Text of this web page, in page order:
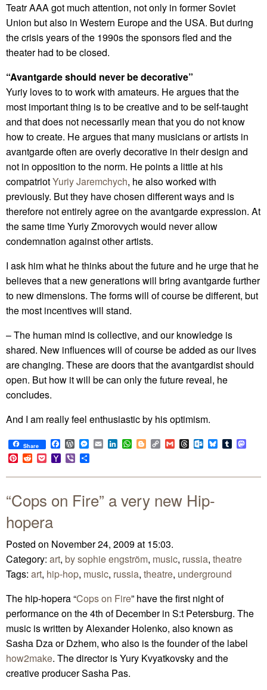
Teatr AAA got much attention, not only in former Soviet
Union but also in Western Europe and the USA. But during
the crisis years of the 1990s the sponsors fled and the
theater had to be closed.
“Avantgarde should never be decorative”
Yuriy loves to to work with amateurs. He argues that the
most important thing is to be creative and to be self-taught
and that does not necessarily mean that you do not know
how to create. He argues that many musicians or artists in
avantgarde often are overly decorative in their design and
not in opposition to the norm. He points a little at his
compatriotYuriy Jaremchych, he also worked with
previously. But they have chosen different ways and is
therefore not entirely agree on the avantgarde expression. At
the same time Yuriy Zmorovych would never allow
condemnation against other artists.
I ask him what he thinks about the future and he urge that he
believes that a new generations will bring avantgarde further
to new dimensions. The forms will of course be different, but
the most incentives will stand.
– The human mind is collective, and our knowledge is
shared. New influences will of course be added as our lives
are changing. These are doors that the avantgardist should
open. But how it will be can only the future reveal, he
concludes.
And I am really feel enthusiastic by his optimism.
Share Facebook
WordPress
Messenger
EmailLinkedIn
WhatsApp
BloggerCopy
Link
GmailThreadsOutlook.com
BlueskyTumblr
Pinterest
RedditPocketYahoo
Mail
Viber
“Cops on Fire” a very new Hip-
hopera
Posted on November 24, 2009 at 15:03.
Category: art, by sophie engström, music, russia, theatre
Tags: art, hip-hop, music, russia, theatre, underground
The hip-hopera “Cops on Fire” have the first night of
performance on the 4th of December in S:t Petersburg. The
music is written by Alexander Holenko, also known as
Sasha Dza or Dzhem, who also is the founder of the label
how2make. The director is Yury Kvyatkovsky and the
creative producer Sasha Pas.